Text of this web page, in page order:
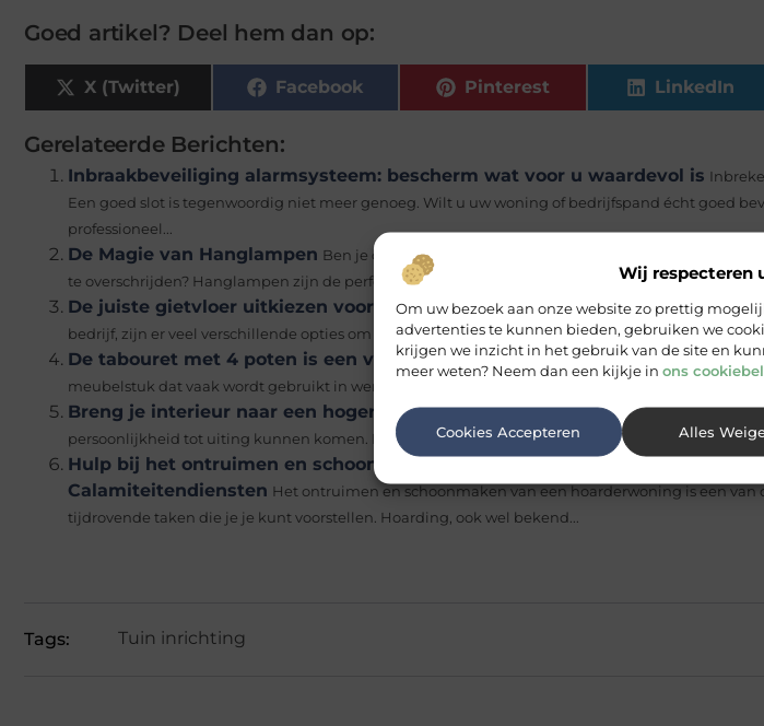
Wij respecteren
Om uw bezoek aan onze website zo prettig
advertenties te kunnen bieden, gebruiken we
krijgen we inzicht in het gebruik van de site en
meer weten? Neem dan een kijkje in ons
Cookies Accepteren Alles
Goed artikel? Deel hem dan op:
X (Twitter) Facebook Pinterest LinkedIn
Gerelateerde Berichten:
Inbraakbeveiliging alarmsysteem: bescherm wat voor u waardevol is
Een goed slot is tegenwoordig niet meer genoeg. Wilt u uw woning of bedrijfspand écht goed
professioneel...
De Magie van Hanglampen Ben je op zoek naar een manier om je huis te verlichten en te
te overschrijden? Hanglampen zijn de perfecte oplossing!...
De juiste gietvloer uitkiezen voor jouw woning Als het gaat om het kiezen van de
bedrijf, zijn er veel verschillende opties om uit te kiezen. In...
De tabouret met 4 poten is een veelzijdig meubelstuk Een tabouret met 4 poten
meubelstuk dat vaak wordt gebruikt in werkomgevingen en andere praktische settings. Hieronder
Breng je interieur naar een hoger level Je huis is jouw persoonlijke canvas, een
persoonlijkheid tot uiting kunnen komen. Het upgraden van je interieur is niet alleen...
Hulp bij het ontruimen en schoonmaken van Hoarderwoningen door Acuut
Calamiteitendiensten Het ontruimen en schoonmaken van een hoarderwoning is een van
tijdrovende taken die je je kunt voorstellen. Hoarding, ook wel bekend...
Tags: Tuin inrichting